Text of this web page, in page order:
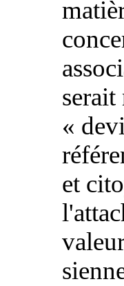
«
et